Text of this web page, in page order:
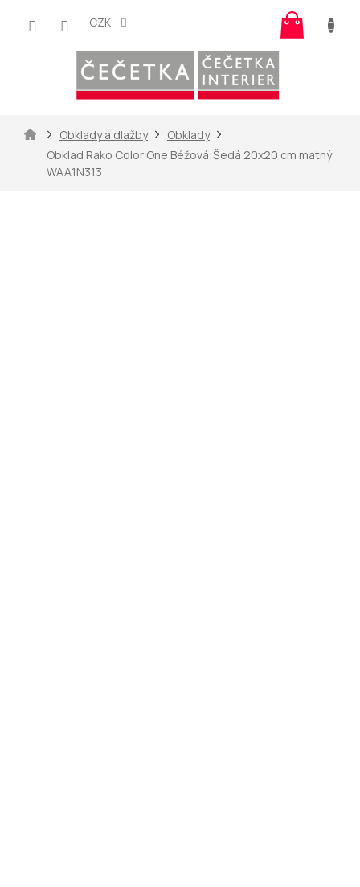
CZK
košík
DomůObklady a dlažby
Obklady
Obklad Rako Color One Béžová;Šedá 20x20 cm matný
WAA1N313